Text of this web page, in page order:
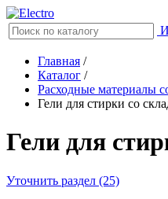
Главная /
Каталог /
Расходные материалы
Гели для стирки со
Гели для
Уточнить раздел (25)